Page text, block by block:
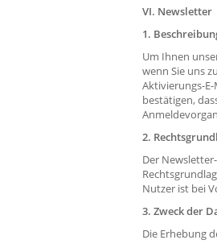
VI. Newsletter
1.
Um Ihnen
wenn Sie uns
Aktivierungs-
bestätigen,
2.
Der
Nutzer ist bei
3. Zweck der
Die Erhebung